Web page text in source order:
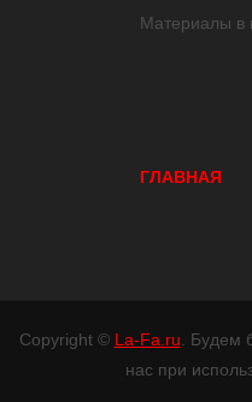
Материалы в
ГЛАВНАЯ
Copyright © La-Fa.ru . Будем
нас при